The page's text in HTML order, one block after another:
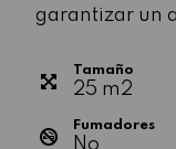
garantizar un
Tamaño
25 m2
Fumadores
No